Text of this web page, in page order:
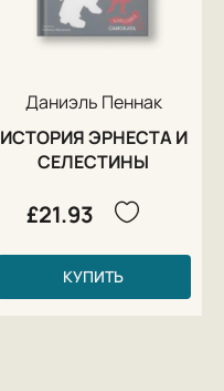
Даниэль Пеннак
ИСТОРИЯ ЭРНЕСТА И
СЕЛЕСТИНЫ
£21.93
КУПИТЬ